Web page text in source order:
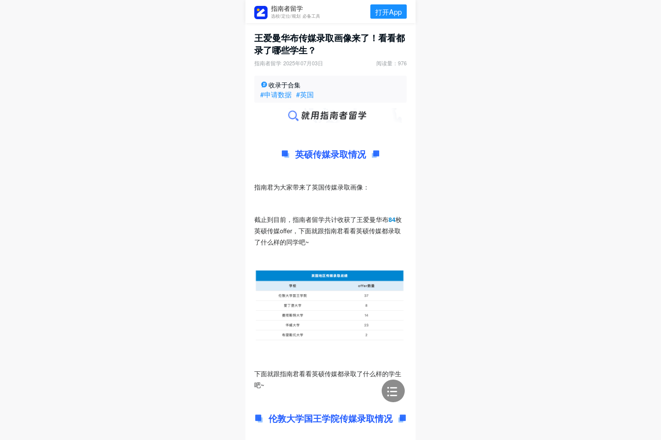
指南者留学
选校/定位/规划 必备工具 打开App
王爱曼华布传媒录取画像来了！看看都
录了哪些学生？
指南者留学 2025年07月03日 阅读量：976
收录于合集
#申请数据 #英国
英硕传媒录取情况
指南君为大家带来了英国传媒录取画像：
截止到目前，指南者留学共计收获了王爱曼华布84枚
英硕传媒offer，下面就跟指南君看看英硕传媒都录取
了什么样的同学吧~
下面就跟指南君看看英硕传媒都录取了什么样的学生
吧~
伦敦大学国王学院传媒录取情况